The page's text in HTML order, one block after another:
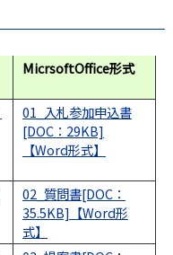
MicrsoftOffice形式
01_入札参加申込書
[DOC：29KB]
02_質問書[DOC：
35.5KB]